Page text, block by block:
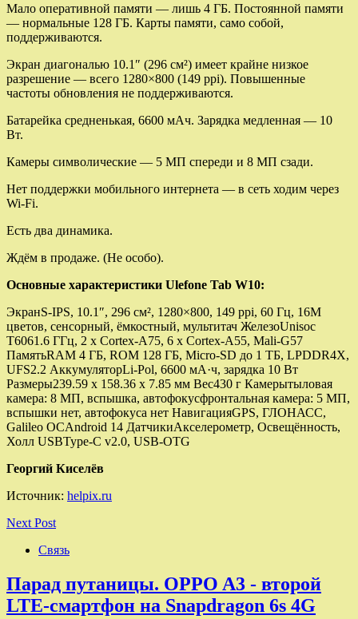
Мало оперативной памяти — лишь 4 ГБ. Постоянной памяти
— нормальные 128 ГБ. Карты памяти, само собой,
поддерживаются.
Экран диагональю 10.1″ (296 см²) имеет крайне низкое
разрешение — всего 1280×800 (149 ppi). Повышенные
частоты обновления не поддерживаются.
Батарейка средненькая, 6600 мАч. Зарядка медленная — 10
Вт.
Камеры символические — 5 МП спереди и 8 МП сзади.
Нет поддержки мобильного интернета — в сеть ходим через
Wi-Fi.
Есть два динамика.
Ждём в продаже. (Не особо).
Основные характеристики Ulefone Tab W10:
ЭкранS-IPS, 10.1″, 296 см², 1280×800, 149 ppi, 60 Гц, 16M
цветов, сенсорный, ёмкостный, мультитач ЖелезоUnisoc
T6061.6 ГГц, 2 x Cortex-A75, 6 x Cortex-A55, Mali-G57
ПамятьRAM 4 ГБ, ROM 128 ГБ, Micro-SD до 1 ТБ, LPDDR4X,
UFS2.2 АккумуляторLi-Pol, 6600 мА·ч, зарядка 10 Вт
Размеры239.59 x 158.36 x 7.85 мм Вес430 г Камерытыловая
камера: 8 МП, вспышка, автофокусфронтальная камера: 5 МП,
вспышки нет, автофокуса нет НавигацияGPS, ГЛОНАСС,
Galileo ОСAndroid 14 ДатчикиАкселерометр, Освещённость,
Холл USBType-C v2.0, USB-OTG
Георгий Киселёв
Источник: helpix.ru
Next Post
Связь
Парад путаницы. OPPO A3 - второй
LTE-смартфон на Snapdragon 6s 4G